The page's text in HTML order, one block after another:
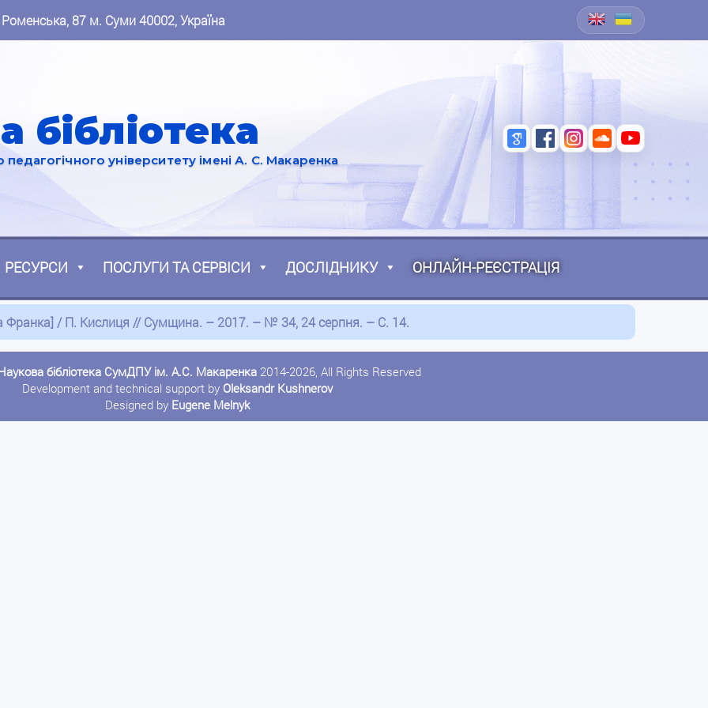
87 м. Суми 40002, Україна
бібліотека
університету імені А. С. Макаренка
РЕСУРСИ ПОСЛУГИ ТА СЕРВІСИ ДОСЛІДНИКУ ОНЛАЙН-РЕЄСТРАЦІЯ
Франка] / П. Кислиця // Сумщина. – 2017. – № 34, 24 серпня. – С. 14.
бібліотека СумДПУ ім. А.С. Макаренка 2014-2026, All Rights Reserved
Development and technical support by Oleksandr Kushnerov
Designed by Eugene Melnyk